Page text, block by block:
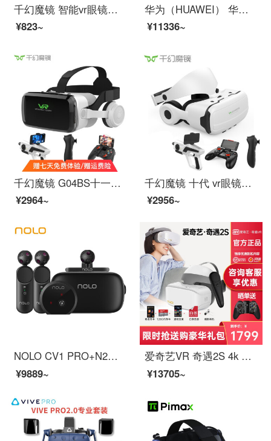
千幻魔镜 智能vr眼镜虚拟现实ar眼镜VR一体机手机vr游戏机头戴式3D头盔11代 纳米膜镜片版+通用游戏手柄+耳机+VR会员+试用险
¥823~
华为（HUAWEI） 华为VR眼镜原装虚拟现实3D全景头戴式IMAX巨幕式体验手机投屏游戏眼镜 华为VR眼镜【送一年影视会员】
¥11336~
千幻魔镜 G04BS十一代vr眼镜智能蓝牙链接 3D眼镜手机VR游戏机 游戏版【八层纳米蓝光+手柄+游戏手柄+AR枪
¥2964~
千幻魔镜 十代 vr眼镜手机VR 智能3D眼镜VR游戏头盔观影 【十代纳米版】蓝牙手柄+游戏手柄+AR枪+VR资源
¥2956~
NOLO CV1 PRO+N2套装 vr眼镜 VR头盔 虚拟现实 3d眼镜 体感游戏 千元玩Steam VR游戏
¥9889~
爱奇艺VR 奇遇2S 4k VR一体机 VR眼镜 体感游戏机 智能3D头盔 3DOF手柄套装 奇遇2S手柄套装版+赠品
¥13705~